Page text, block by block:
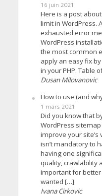
16 juin 2021
Here is a post
limit in WordPress.
exhausted error
WordPress
the most common
apply an easy fix
in your PHP. Table
Dusan Milovanovic
How to use (and
1 mars 2021
Did you know that
WordPress
improve your site’s
isn’t mandatory to
having one
quality, crawlability
important for better
wanted […]
Ivana Cirkovic